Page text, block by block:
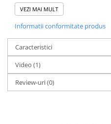
Multimetre digitale
Telemetre laser
Luxmetre
Tahometre
Anemometre
Sonometre
racire, fiind perfect adaptat
Specificatii tehnice complete
Interval de masurare:25 -
Rezolutie:
Precizie:4 µm
Tip contact:
Suprafete de masurare:
Protectie:
Functii electronice:On/Off,
VEZI MAI MULT
Informatii conformitate produs
Caracteristici
Video (1)
Review-uri(0)